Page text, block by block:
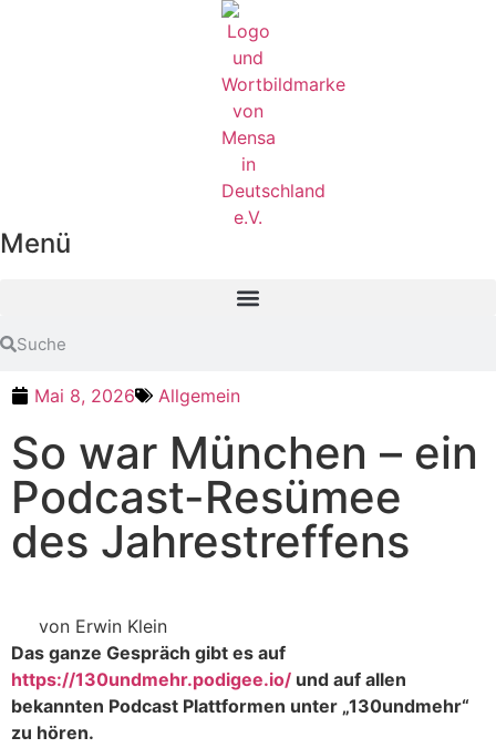
Menü
Mai 8, 2026 Allgemein
So war München – ein
Podcast-Resümee
des Jahrestreffens
von Erwin Klein
Das ganze Gespräch gibt es auf
https://130undmehr.podigee.io/ und auf allen
bekannten Podcast Plattformen unter „130undmehr“
zu hören.